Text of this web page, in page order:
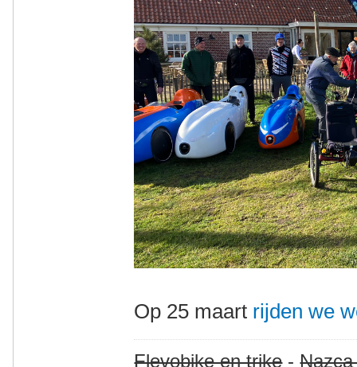
Op 25 maart rijden we
Flevobike en trike-